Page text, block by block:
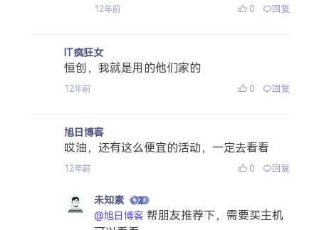
12年前 0 回复
IT疯狂女
恒创，我就是用的他们家的
12年前 0 回复
旭日博客
哎油，还有这么便宜的活动，一定去看看
12年前 0 回复
未知素
@旭日博客 帮朋友推荐下，需要买主机